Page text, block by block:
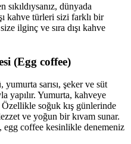
dünyada
kahve türleri sizi farklı bir
ilginç ve sıra dışı kahve
(Egg coffee)
sarısı, şeker ve süt
yapılır. Yumurta, kahveye
soğuk kış günlerinde
ve yoğun bir kıvam sunar.
egg coffee kesinlikle denemeniz